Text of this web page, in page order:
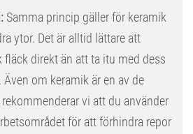
Samma princip gäller för keramik
ytor. Det är alltid lättare att
fläck direkt än att ta itu med dess
Även om keramik är en av de
vi att du använder
för att förhindra repor